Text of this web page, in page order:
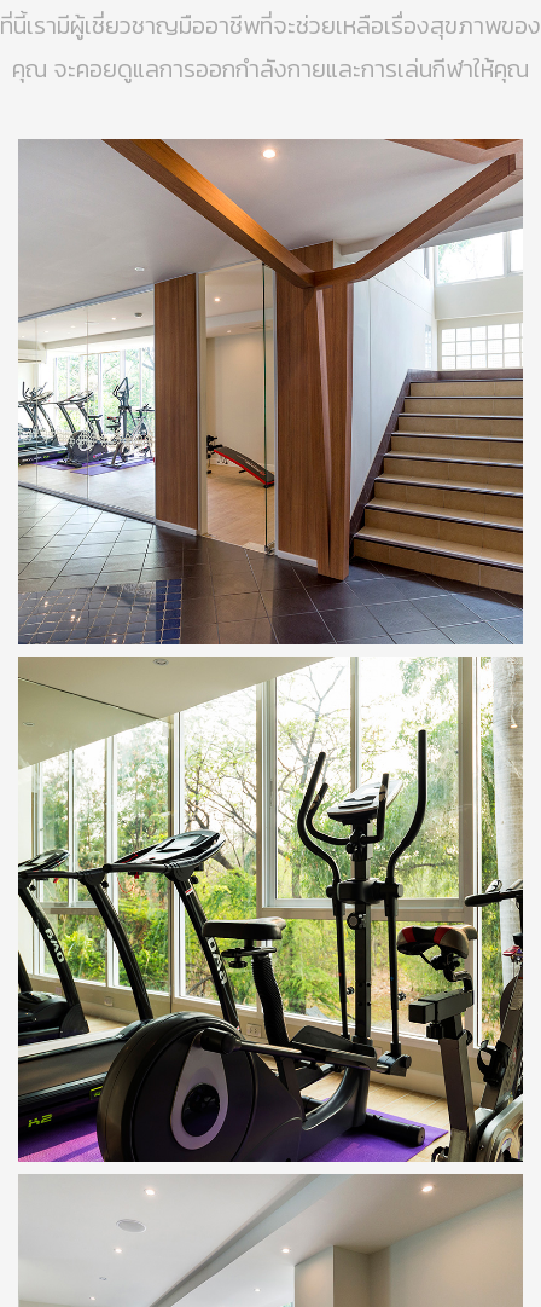
ที่นี้เรามีผู้เชี่ยวชาญมืออาชีพที่จะช่วยเหลือเรื่องสุขภาพของ
คุณ จะคอยดูแลการออกกำลังกายและการเล่นกีฬาให้คุณ